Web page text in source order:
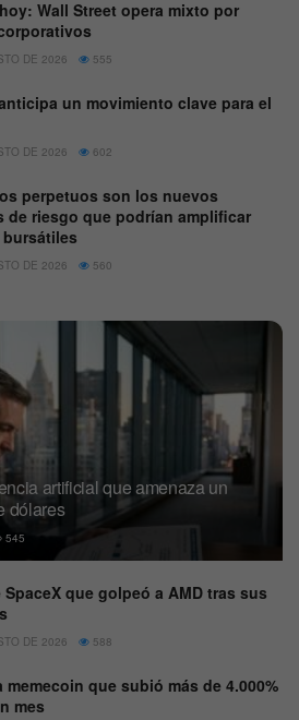
Wall Street opera mixto por
DE 2026 555
un movimiento clave para el
DE 2026 602
perpetuos son los nuevos
de riesgo que podrían amplificar
DE 2026 560
artificial que amenaza un
dólares
545
SpaceX que golpeó a AMD tras sus
DE 2026 588
memecoin que subió más de 4.000%
mes